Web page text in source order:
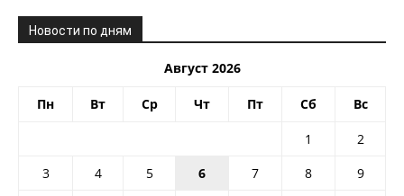
Новости по дням
Август 2026
Пн Вт Ср Чт Пт Сб Вс
1
2
3
4 5 6 7 8
9